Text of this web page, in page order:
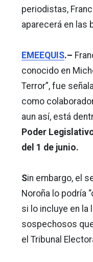
periodistas,
aparecerá en las
EMEEQUIS.–
conocido en
Terror”, fue
como
aun así, está
Poder
del 1 de junio.
Sin embargo, el
Noroña lo podría
si lo incluye en la
sospechosos
el Tribunal